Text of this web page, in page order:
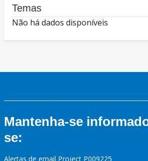
Temas
Não há dados disponíveis
Mantenha-se
se:
Alertas de email Project P009225